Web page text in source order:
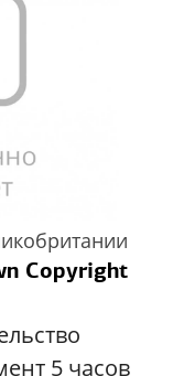
Copyright
5 часов